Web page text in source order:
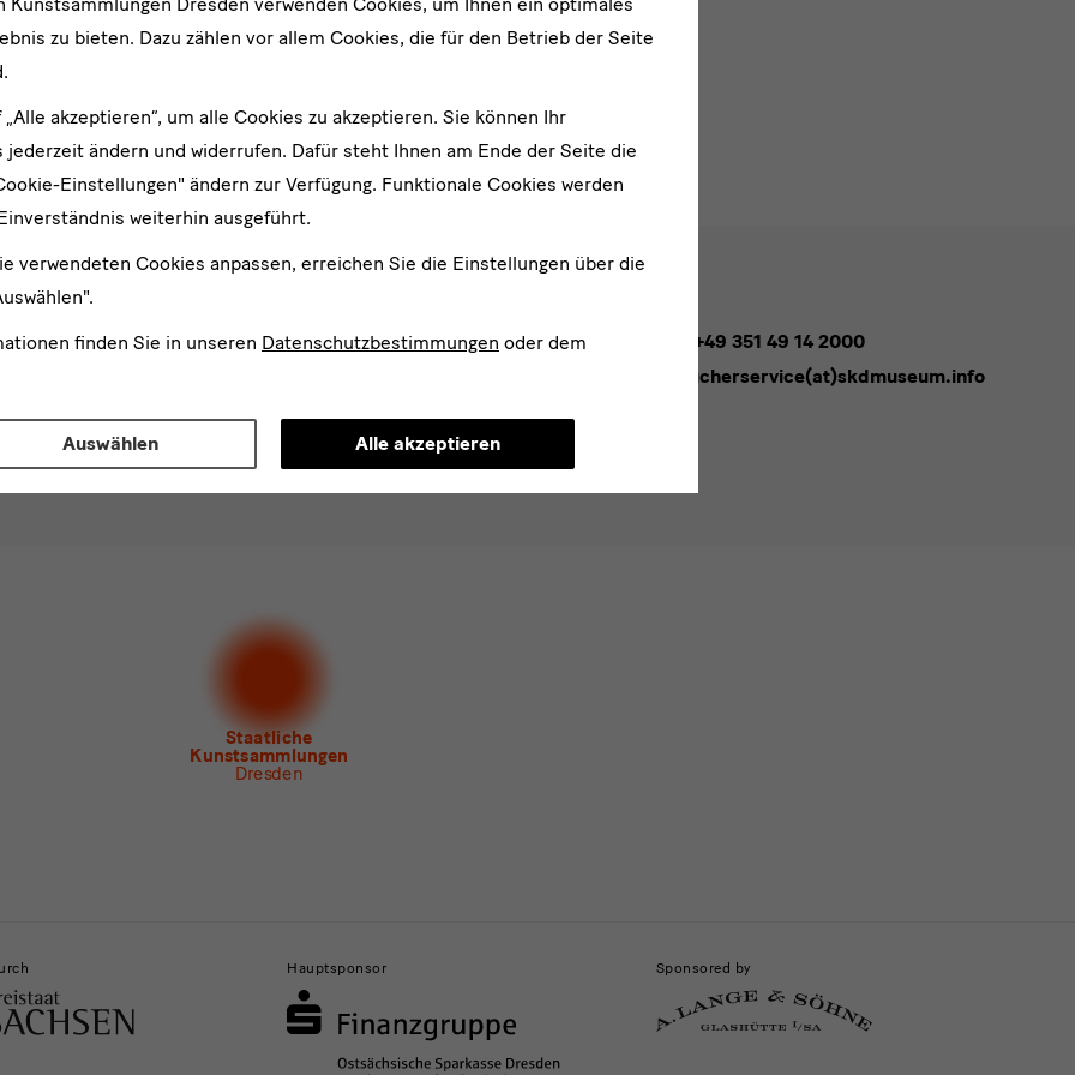
zu bieten. Dazu zählen vor allem Cookies, die für den Betrieb der Seite
akzeptieren“, um alle Cookies zu akzeptieren. Sie können Ihr
jederzeit ändern und widerrufen. Dafür steht Ihnen am Ende der Seite die
Einstellungen" ändern zur Verfügung. Funktionale Cookies werden
weiterhin ausgeführt.
verwendeten Cookies anpassen, erreichen Sie die Einstellungen über die
finden Sie in unseren Datenschutzbestimmungen oder dem
Auswählen Alle akzeptieren
der Staatlichen Kunstsammlungen Dresden
Museum für Sächsische Volkskunst
Tel. +49 351 49 14 2000
besucherservice(at)skdmuseum.info
Staatliche
Kunstsammlungen
Dresden
Hauptsponsor Sponsored by